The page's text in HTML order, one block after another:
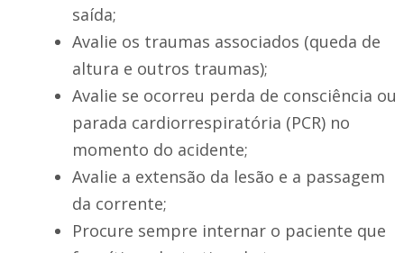
saída;
Avalie os traumas associados (queda de
altura e outros traumas);
Avalie se ocorreu perda de consciência ou
parada cardiorrespiratória (PCR) no
momento do acidente;
Avalie a extensão da lesão e a passagem
da corrente;
Procure sempre internar o paciente que